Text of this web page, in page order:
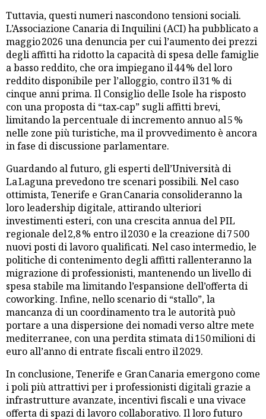
Tuttavia, questi numeri nascondono tensioni sociali.
L’Associazione Canaria di Inquilini (ACI) ha pubblicato a
maggio 2026 una denuncia per cui l’aumento dei prezzi
degli affitti ha ridotto la capacità di spesa delle famiglie
a basso reddito, che ora impiegano il 44 % del loro
reddito disponibile per l’alloggio, contro il 31 % di
cinque anni prima. Il Consiglio delle Isole ha risposto
con una proposta di “tax‑cap” sugli affitti brevi,
limitando la percentuale di incremento annuo al 5 %
nelle zone più turistiche, ma il provvedimento è ancora
in fase di discussione parlamentare.
Guardando al futuro, gli esperti dell’Università di
La Laguna prevedono tre scenari possibili. Nel caso
ottimista, Tenerife e Gran Canaria consolideranno la
loro leadership digitale, attirando ulteriori
investimenti esteri, con una crescita annua del PIL
regionale del 2,8 % entro il 2030 e la creazione di 7 500
nuovi posti di lavoro qualificati. Nel caso intermedio, le
politiche di contenimento degli affitti rallenteranno la
migrazione di professionisti, mantenendo un livello di
spesa stabile ma limitando l’espansione dell’offerta di
coworking. Infine, nello scenario di “stallo”, la
mancanza di un coordinamento tra le autorità può
portare a una dispersione dei nomadi verso altre mete
mediterranee, con una perdita stimata di 150 milioni di
euro all’anno di entrate fiscali entro il 2029.
In conclusione, Tenerife e Gran Canaria emergono come
i poli più attrattivi per i professionisti digitali grazie a
infrastrutture avanzate, incentivi fiscali e una vivace
offerta di spazi di lavoro collaborativo. Il loro futuro